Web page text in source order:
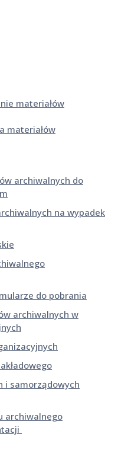
materiałów
materiałów
archiwalnych do
na wypadek
do pobrania
archiwalnych w
i samorządowych
archiwalnego